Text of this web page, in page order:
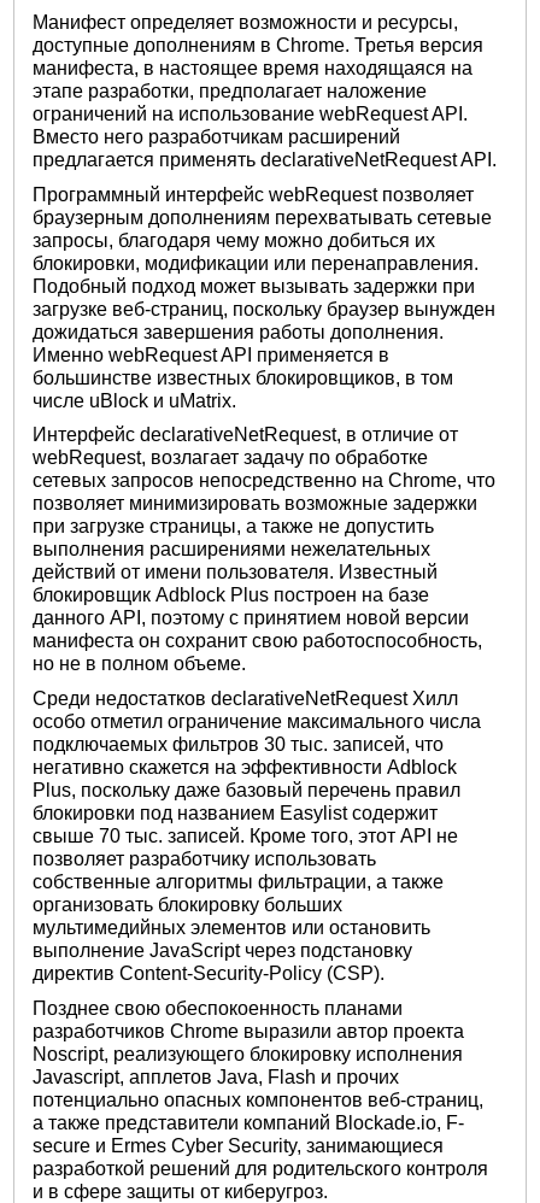
Манифест определяет возможности и ресурсы,
доступные дополнениям в Chrome. Третья версия
манифеста, в настоящее время находящаяся на
этапе разработки, предполагает наложение
ограничений на использование webRequest API.
Вместо него разработчикам расширений
предлагается применять declarativeNetRequest API.
Программный интерфейс webRequest позволяет
браузерным дополнениям перехватывать сетевые
запросы, благодаря чему можно добиться их
блокировки, модификации или перенаправления.
Подобный подход может вызывать задержки при
загрузке веб-страниц, поскольку браузер вынужден
дожидаться завершения работы дополнения.
Именно webRequest API применяется в
большинстве известных блокировщиков, в том
числе uBlock и uMatrix.
Интерфейс declarativeNetRequest, в отличие от
webRequest, возлагает задачу по обработке
сетевых запросов непосредственно на Chrome, что
позволяет минимизировать возможные задержки
при загрузке страницы, а также не допустить
выполнения расширениями нежелательных
действий от имени пользователя. Известный
блокировщик Adblock Plus построен на базе
данного API, поэтому с принятием новой версии
манифеста он сохранит свою работоспособность,
но не в полном объеме.
Среди недостатков declarativeNetRequest Хилл
особо отметил ограничение максимального числа
подключаемых фильтров 30 тыс. записей, что
негативно скажется на эффективности Adblock
Plus, поскольку даже базовый перечень правил
блокировки под названием Easylist содержит
свыше 70 тыс. записей. Кроме того, этот API не
позволяет разработчику использовать
собственные алгоритмы фильтрации, а также
организовать блокировку больших
мультимедийных элементов или остановить
выполнение JavaScript через подстановку
директив Content-Security-Policy (CSP).
Позднее свою обеспокоенность планами
разработчиков Chrome выразили автор проекта
Noscript, реализующего блокировку исполнения
Javascript, апплетов Java, Flash и прочих
потенциально опасных компонентов веб-страниц,
а также представители компаний Blockade.io, F-
secure и Ermes Cyber Security, занимающиеся
разработкой решений для родительского контроля
и в сфере защиты от киберугроз.